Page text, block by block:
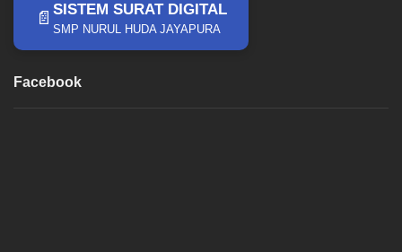
📄 SISTEM SURAT DIGITAL
SMP NURUL HUDA JAYAPURA
Facebook